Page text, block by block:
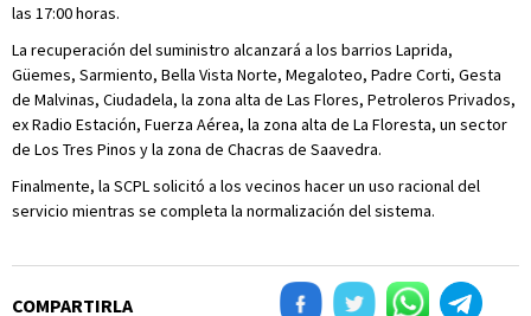
las 17:00 horas.
La recuperación del suministro alcanzará a los barrios Laprida,
Güemes, Sarmiento, Bella Vista Norte, Megaloteo, Padre Corti, Gesta
de Malvinas, Ciudadela, la zona alta de Las Flores, Petroleros Privados,
ex Radio Estación, Fuerza Aérea, la zona alta de La Floresta, un sector
de Los Tres Pinos y la zona de Chacras de Saavedra.
Finalmente, la SCPL solicitó a los vecinos hacer un uso racional del
servicio mientras se completa la normalización del sistema.
COMPARTIRLA